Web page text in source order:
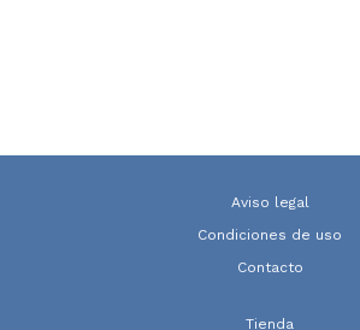
Aviso legal
Condiciones de uso
Contacto
Tienda